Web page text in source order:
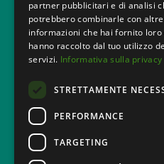
Studio
partner pubblicitari e di analisi
potrebbero combinarle con altre
informazioni che hai fornito loro
hanno raccolto dal tuo utilizzo
servizi. Informativa sulla privacy
STRETTAMENTE
PERFORMANCE
TARGETING